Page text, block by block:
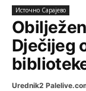
Источно Сарајево
Dječijeg
Urednik2